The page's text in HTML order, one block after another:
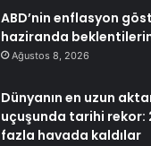
ABD’nin enflasyon
haziranda
Ağustos 8, 2026
Dünyanın en uzun
uçuşunda tarihi rekor:
fazla havada kaldılar